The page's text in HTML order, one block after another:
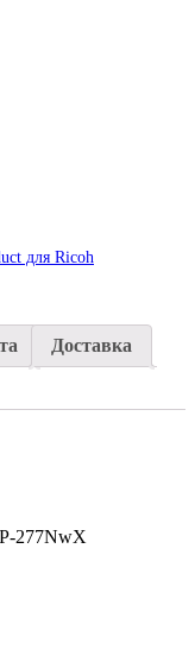
для Ricoh
Доставка
277NwX